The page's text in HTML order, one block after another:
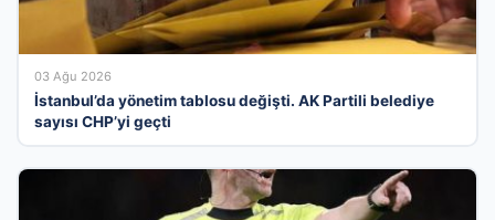
03 Ağu 2026
İstanbul’da yönetim tablosu değişti. AK Partili belediye
sayısı CHP’yi geçti